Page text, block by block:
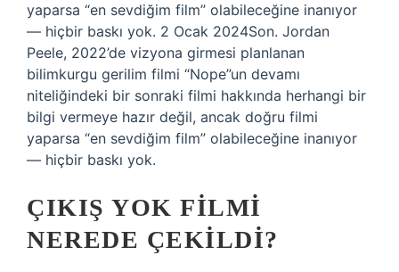
yaparsa “en sevdiğim film” olabileceğine inanıyor
— hiçbir baskı yok. 2 Ocak 2024Son. Jordan
Peele, 2022’de vizyona girmesi planlanan
bilimkurgu gerilim filmi “Nope”un devamı
niteliğindeki bir sonraki filmi hakkında herhangi bir
bilgi vermeye hazır değil, ancak doğru filmi
yaparsa “en sevdiğim film” olabileceğine inanıyor
— hiçbir baskı yok.
ÇIKIŞ YOK FILMI
NEREDE ÇEKILDI?